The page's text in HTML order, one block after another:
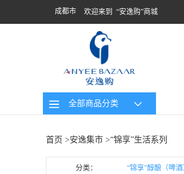
成都市 欢迎来到 “安逸购”商城
全部商品分类
首页 >安逸集市 >“锦享”生活系列
分类： “锦享”醇酿（啤酒